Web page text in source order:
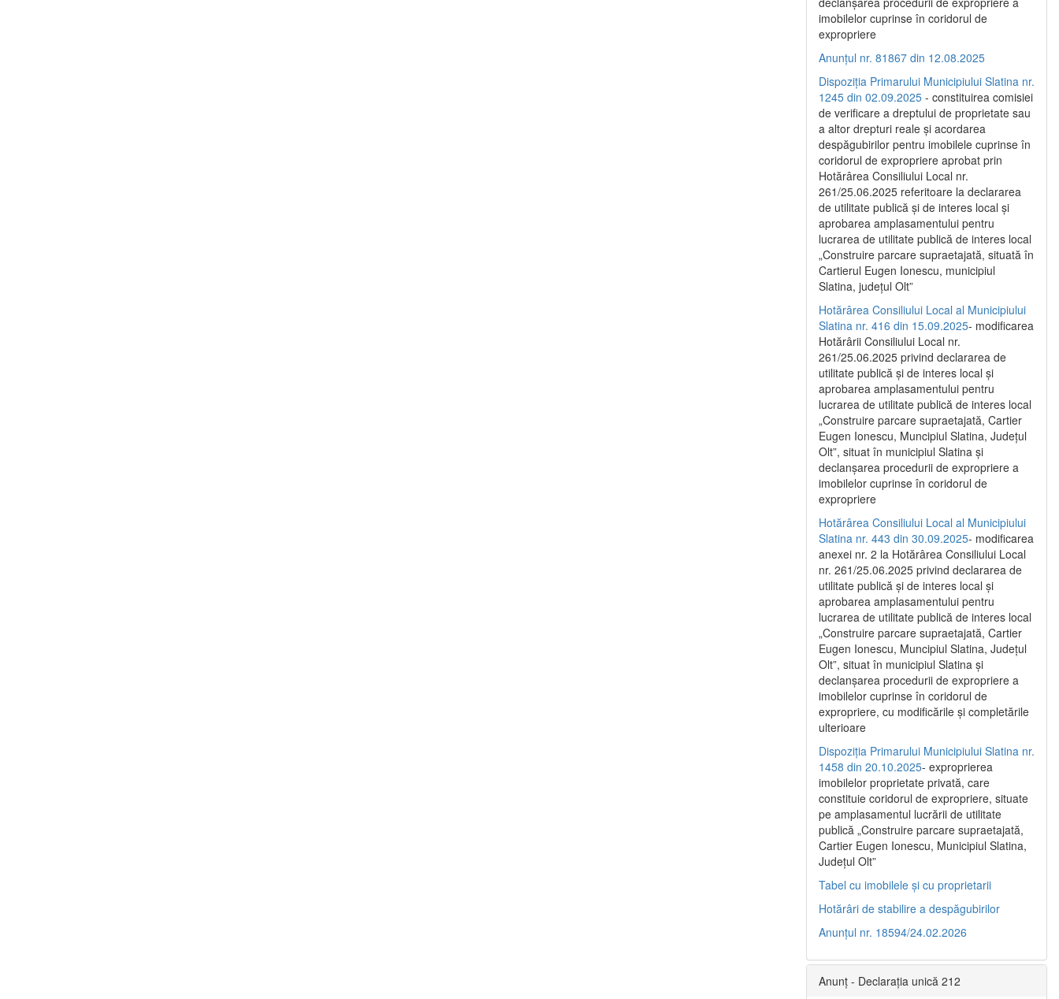
imobilelor cuprinse în coridorul de
expropriere
Anunțul nr. 81867 din 12.08.2025
Dispoziția Primarului Municipiului Slatina nr.
1245 din 02.09.2025 - constituirea comisiei
de verificare a dreptului de proprietate sau
a altor drepturi reale și acordarea
despăgubirilor pentru imobilele cuprinse în
coridorul de expropriere aprobat prin
Hotărârea Consiliului Local nr.
261/25.06.2025 referitoare la declararea
de utilitate publică și de interes local și
aprobarea amplasamentului pentru
lucrarea de utilitate publică de interes local
„Construire parcare supraetajată, situată în
Cartierul Eugen Ionescu, municipiul
Slatina, județul Olt”
Hotărârea Consiliului Local al Municipiului
Slatina nr. 416 din 15.09.2025- modificarea
Hotărârii Consiliului Local nr.
261/25.06.2025 privind declararea de
utilitate publică și de interes local și
aprobarea amplasamentului pentru
lucrarea de utilitate publică de interes local
„Construire parcare supraetajată, Cartier
Eugen Ionescu, Muncipiul Slatina, Județul
Olt”, situat în municipiul Slatina și
declanșarea procedurii de expropriere a
imobilelor cuprinse în coridorul de
expropriere
Hotărârea Consiliului Local al Municipiului
Slatina nr. 443 din 30.09.2025- modificarea
anexei nr. 2 la Hotărârea Consiliului Local
nr. 261/25.06.2025 privind declararea de
utilitate publică şi de interes local şi
aprobarea amplasamentului pentru
lucrarea de utilitate publică de interes local
„Construire parcare supraetajată, Cartier
Eugen Ionescu, Muncipiul Slatina, Judeţul
Olt”, situat în municipiul Slatina şi
declanşarea procedurii de expropriere a
imobilelor cuprinse în coridorul de
expropriere, cu modificările şi completările
ulterioare
Dispoziția Primarului Municipiului Slatina nr.
1458 din 20.10.2025- exproprierea
imobilelor proprietate privată, care
constituie coridorul de expropriere, situate
pe amplasamentul lucrării de utilitate
publică „Construire parcare supraetajată,
Cartier Eugen Ionescu, Municipiul Slatina,
Județul Olt”
Tabel cu imobilele și cu proprietarii
Hotărâri de stabilire a despăgubirilor
Anunțul nr. 18594/24.02.2026
Anunț - Declarația unică 212